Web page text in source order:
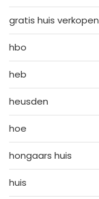
gratis huis verkopen
hbo
heb
heusden
hoe
hongaars huis
huis